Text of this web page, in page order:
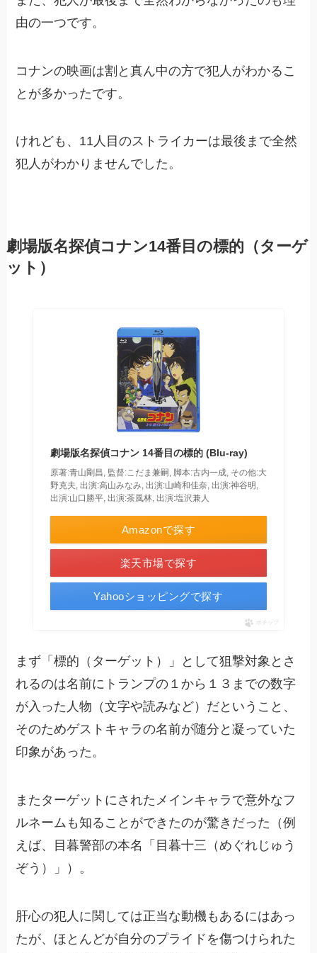
由の一つです。
コナンの映画は割と真ん中の方で犯人がわかるこ
とが多かったです。
けれども、11人目のストライカーは最後まで全然
犯人がわかりませんでした。
劇場版名探偵コナン14番目の標的（ターゲ
ット）
劇場版名探偵コナン 14番目の標的 (Blu-ray)
原著:青山剛昌, 監督:こだま兼嗣, 脚本:古内一成, その他:大
野克夫, 出演:高山みなみ, 出演:山崎和佳奈, 出演:神谷明,
出演:山口勝平, 出演:茶風林, 出演:塩沢兼人
Amazonで探す
楽天市場で探す
Yahooショッピングで探す
ポチップ
まず「標的（ターゲット）」として狙撃対象とさ
れるのは名前にトランプの１から１３までの数字
が入った人物（文字や読みなど）だということ、
そのためゲストキャラの名前が随分と凝っていた
印象があった。
またターゲットにされたメインキャラで意外なフ
ルネームも知ることができたのが驚きだった（例
えば、目暮警部の本名「目暮十三（めぐれじゅう
ぞう）」）。
肝心の犯人に関しては正当な動機もあるにはあっ
たが、ほとんどが自分のプライドを傷つけられた